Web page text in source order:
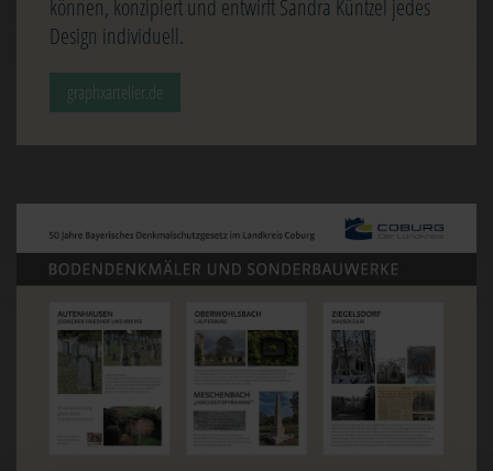
können, konzipiert und entwirft Sandra Küntzel jedes
Design individuell.
graphxartelier.de